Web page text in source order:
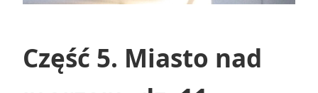
Część 5. Miasto nad